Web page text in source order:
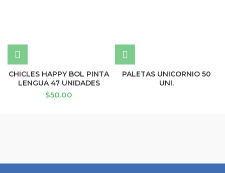
CHICLES HAPPY BOL PINTA
LENGUA 47 UNIDADES
$50.00
PALETAS UNICORNIO 50
UNI.